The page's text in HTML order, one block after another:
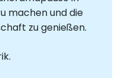
machen und die
zu genießen.